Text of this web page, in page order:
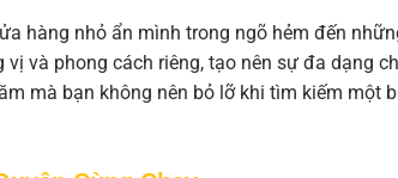
hàng nhỏ ẩn mình trong ngõ hẻm đến
và phong cách riêng, tạo nên sự đa dạng
mà bạn không nên bỏ lỡ khi tìm kiếm một